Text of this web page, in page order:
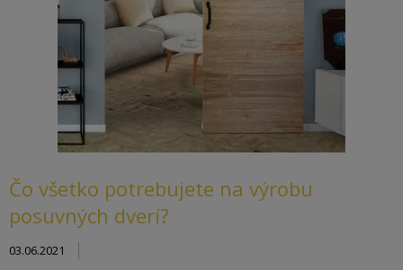
Čo všetko potrebujete na výrobu
posuvných dverí?
03.06.2021